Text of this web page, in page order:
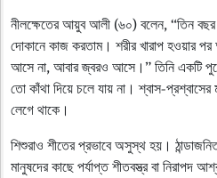
নীলক্ষেতের আয়ুব আলী (৬০) বলেন, “তিন
দোকানে কাজ করতাম। শরীর খারাপ হওয়ার
আসে না, আবার জ্বরও আসে।” তিনি একটি
তো কাঁথা দিয়ে চলে যায় না। শ্বাস-
লেগে থাকে।
শিশুরাও শীতের প্রভাবে অসুস্থ হয়।
মানুষদের কাছে পর্যাপ্ত শীতবস্ত্র বা নিরাপদ